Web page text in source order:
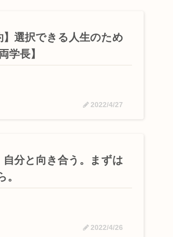
】選択できる人生のため
学長】
2022/4/27
自分と向き合う。まずは
2022/4/26